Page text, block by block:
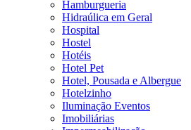
Hamburgueria
Hidraúlica em Geral
Hospital
Hostel
Hotéis
Hotel Pet
Hotel, Pousada e Albergue
Hotelzinho
Iluminação Eventos
Imobiliárias